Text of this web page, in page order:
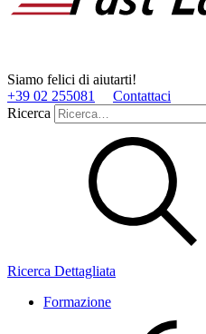
Siamo felici di aiutarti!
+39 02 255081
Contattaci
Ricerca
Ricerca Dettagliata
Formazione